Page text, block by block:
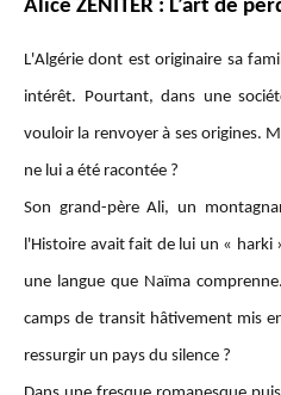
Alice ZENITER : L’art de
L'Algérie dont est originaire sa
intérêt. Pourtant, dans une
vouloir la renvoyer à ses origines.
ne lui a été racontée ?
Son grand-père Ali, un
l'Histoire avait fait de lui un « harki
une langue que Naïma
camps de transit hâtivement mis
ressurgir un pays du silence ?